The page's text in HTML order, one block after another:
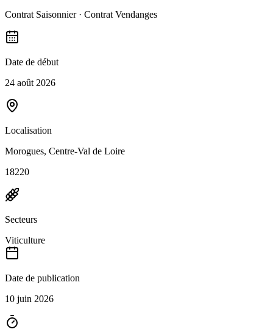
Contrat Saisonnier · Contrat Vendanges
Date de début
24 août 2026
Localisation
Morogues, Centre-Val de Loire
18220
Secteurs
Viticulture
Date de publication
10 juin 2026